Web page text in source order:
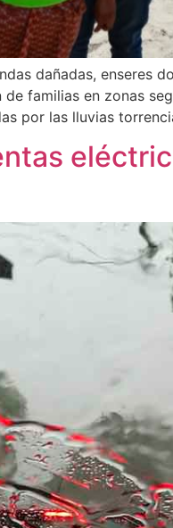
dañadas, enseres
familias en zonas
por las lluvias